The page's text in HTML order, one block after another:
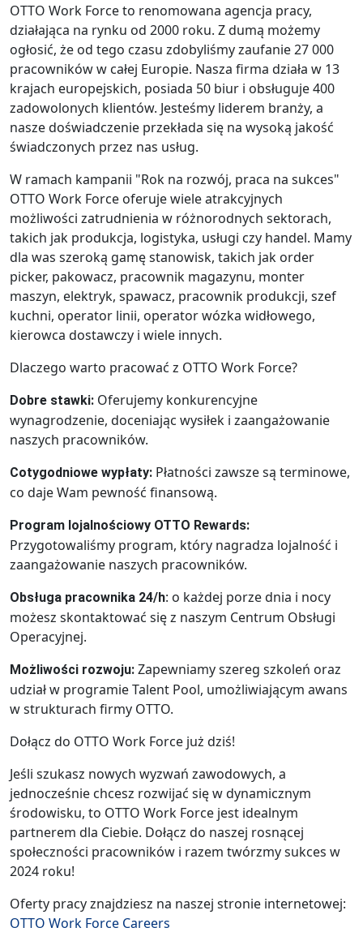
OTTO Work Force to renomowana agencja pracy,
działająca na rynku od 2000 roku. Z dumą możemy
ogłosić, że od tego czasu zdobyliśmy zaufanie 27 000
pracowników w całej Europie. Nasza firma działa w 13
krajach europejskich, posiada 50 biur i obsługuje 400
zadowolonych klientów. Jesteśmy liderem branży, a
nasze doświadczenie przekłada się na wysoką jakość
świadczonych przez nas usług.
W ramach kampanii "Rok na rozwój, praca na sukces"
OTTO Work Force oferuje wiele atrakcyjnych
możliwości zatrudnienia w różnorodnych sektorach,
takich jak produkcja, logistyka, usługi czy handel. Mamy
dla was szeroką gamę stanowisk, takich jak order
picker, pakowacz, pracownik magazynu, monter
maszyn, elektryk, spawacz, pracownik produkcji, szef
kuchni, operator linii, operator wózka widłowego,
kierowca dostawczy i wiele innych.
Dlaczego warto pracować z OTTO Work Force?
Dobre stawki: Oferujemy konkurencyjne
wynagrodzenie, doceniając wysiłek i zaangażowanie
naszych pracowników.
Cotygodniowe wypłaty: Płatności zawsze są terminowe,
co daje Wam pewność finansową.
Program lojalnościowy OTTO Rewards:
Przygotowaliśmy program, który nagradza lojalność i
zaangażowanie naszych pracowników.
Obsługa pracownika 24/h: o każdej porze dnia i nocy
możesz skontaktować się z naszym Centrum Obsługi
Operacyjnej.
Możliwości rozwoju: Zapewniamy szereg szkoleń oraz
udział w programie Talent Pool, umożliwiającym awans
w strukturach firmy OTTO.
Dołącz do OTTO Work Force już dziś!
Jeśli szukasz nowych wyzwań zawodowych, a
jednocześnie chcesz rozwijać się w dynamicznym
środowisku, to OTTO Work Force jest idealnym
partnerem dla Ciebie. Dołącz do naszej rosnącej
społeczności pracowników i razem twórzmy sukces w
2024 roku!
Oferty pracy znajdziesz na naszej stronie internetowej:
OTTO Work Force Careers